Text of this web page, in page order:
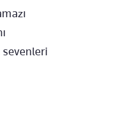
sevenleri